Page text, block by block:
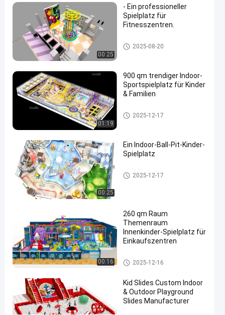
Ninja-
Innen-
Spielplatz
2025-
08-20
16
Ansichten
Plaudern Sie
#
Ein
Indoor-
Ninja-
Spielplatz
#
Innenvergnügungsparks
#
Indoor-
Abenteuer-
Spielplätze
l
e
e
S
00:25
- Ein professioneller
Spielplatz für
Fitnesszentren.
Ninja-Innen-Spielplatz
2025-08-20
01:19
900 qm trendiger Indoor-
Sportspielplatz für Kinder
& Familien
Ein eigener Spielplatz im Rau
m
2025-12-17
00:25
Ein Indoor-Ball-Pit-Kinder-
Spielplatz
Softplay-Ausrüstung
2025-12-17
00:16
260 qm Raum
Themenraum
Innenkinder-Spielplatz für
Einkaufszentren
Innen-Spielplatzgeräte
2025-12-16
Kid Slides Custom Indoor
& Outdoor Playground
Slides Manufacturer